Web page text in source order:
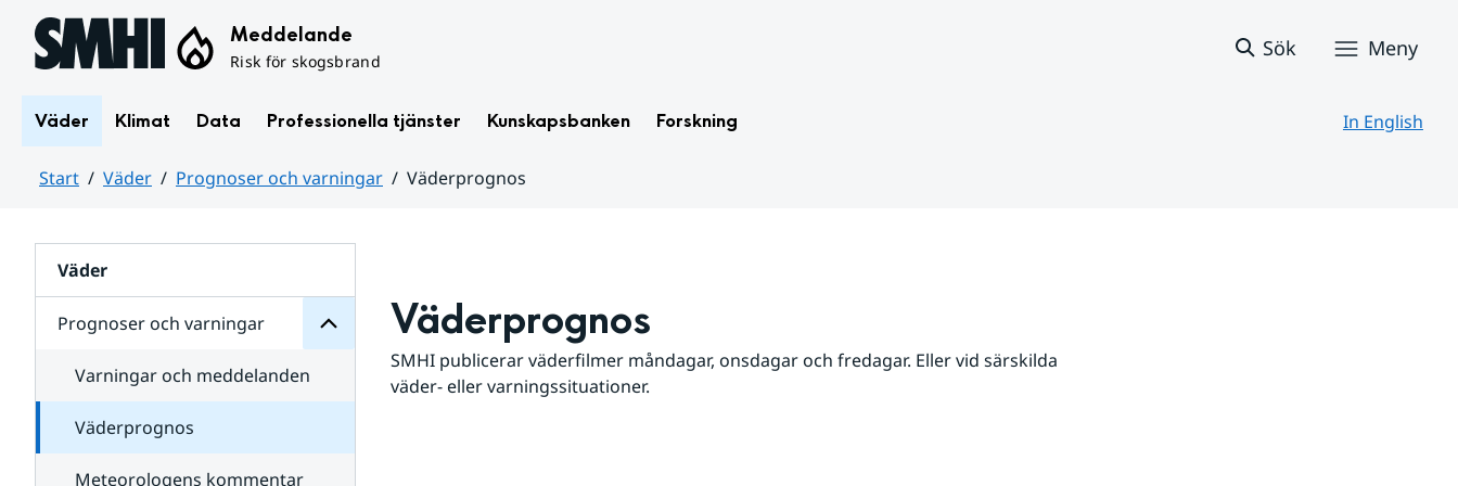
Hoppa till sidans innehåll Meddelande
Risk för skogsbrand
Sök Meny
Väder Klimat Data Professionella tjänster Kunskapsbanken Forskning In English
Start Väder Prognoser och varningar
Väderprognos
Väder
Prognoser och varningar
för
varningar
Varningar och meddelanden
Väderprognos
Meteorologens kommentar
Väderprognos
SMHI publicerar väderfilmer måndagar, onsdagar och fredagar. Eller vid särskilda
väder- eller varningssituationer.